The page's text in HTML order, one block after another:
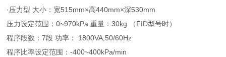
·压力型 大小：宽515mm×高440mm×深530mm
压力设定范围：0~970kPa 重量：30kg （FID型号时）
程序段数：7段 功率： 1800VA,50/60Hz
程序比率设定范围：-400~400kPa/min